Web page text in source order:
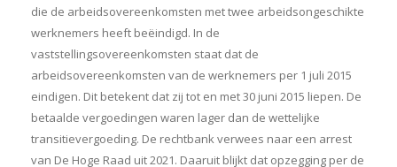
die de arbeidsovereenkomsten met twee arbeidsongeschikte
werknemers heeft beëindigd. In de
vaststellingsovereenkomsten staat dat de
arbeidsovereenkomsten van de werknemers per 1 juli 2015
eindigen. Dit betekent dat zij tot en met 30 juni 2015 liepen. De
betaalde vergoedingen waren lager dan de wettelijke
transitievergoeding. De rechtbank verwees naar een arrest
van De Hoge Raad uit 2021. Daaruit blijkt dat opzegging per de